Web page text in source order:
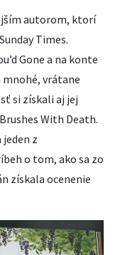
autorom, ktorí
Times.
Gone a na konte
mnohé, vrátane
si získali aj jej
With Death.
z
o tom, ako sa zo
získala ocenenie